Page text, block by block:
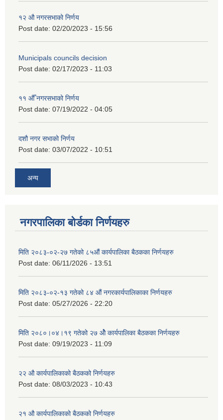
१२ औ नगरसभाको निर्णय
Post date: 02/20/2023 - 15:56
Municipals councils decision
Post date: 02/17/2023 - 11:03
११ ‌औँ नगरसभाको निर्णय
Post date: 07/19/2022 - 04:05
दशौ नगर सभाको निर्णय
Post date: 03/07/2022 - 10:51
अन्य
नगरपालिका बोर्डका निर्णयहरु
मिति २०८३-०२-२७ गतेको ८५औं कार्यपालिका बैठकका निर्णयहरु
Post date: 06/11/2026 - 13:51
मिति २०८३-०२-१३ गतेको ८४ औं नगरकार्यपालिकाका निर्णयहरु
Post date: 05/27/2026 - 22:20
मिति २०८०।०४।१९ गतेको २७ ‌‍‌ओेै कार्यपालिका बैठकका निर्णयहरु
Post date: 09/19/2023 - 11:09
२‍२ औ कार्यपालिकाको बैठकको निर्णयहरु
Post date: 08/03/2023 - 10:43
२‍१ औ कार्यपालिकाको बैठकको निर्णयहरु